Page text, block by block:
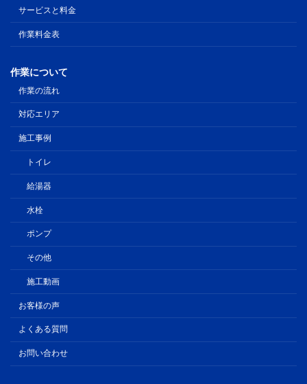
サービスと料金
作業料金表
作業について
作業の流れ
対応エリア
施工事例
トイレ
給湯器
水栓
ポンプ
その他
施工動画
お客様の声
よくある質問
お問い合わせ